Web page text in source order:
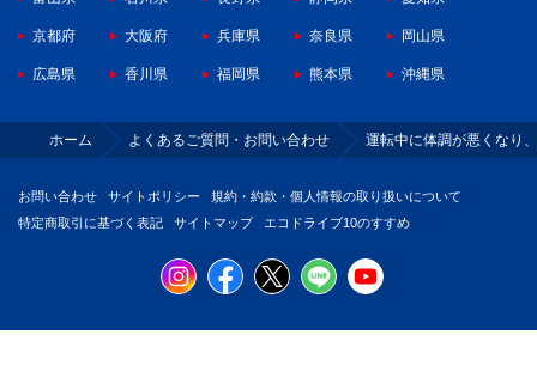
京都府 大阪府 兵庫県 奈良県 岡山県
広島県 香川県 福岡県 熊本県 沖縄県
ホーム よくあるご質問・お問い合わせ 運転中に体調が悪くなり
お問い合わせ サイトポリシー
規約・約款・個人情報の取り扱いについて
特定商取引に基づく表記
サイトマップ エコドライブ10のすすめ